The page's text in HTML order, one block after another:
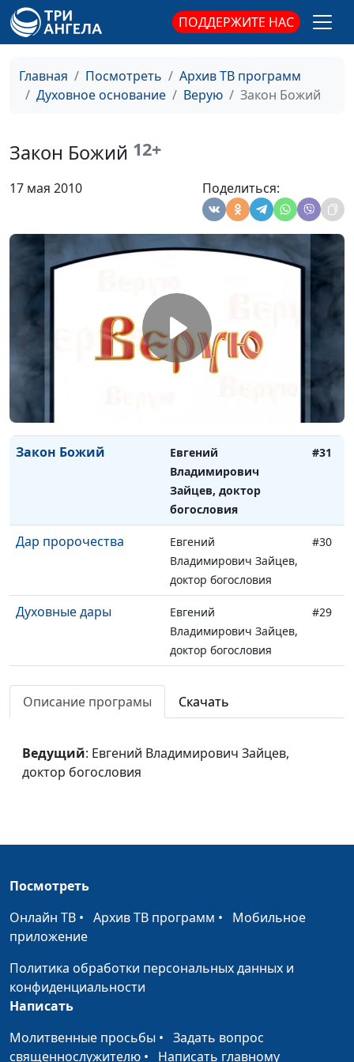
ПОДДЕРЖИТЕ НАС
Главная Посмотреть
Архив ТВ программ
Духовное основание
Верую Закон Божий
Закон Божий 12+
17 мая 2010 Поделиться:
Второе пришествие
Евгений
Владимирович Зайцев,
доктор богословия
#37
Служение Христа в
Евгений
#36
Владимирович Зайцев,
доктор богословия
Христианский образ
жизни
Владимирович Зайцев,
#34
управление
Евгений
Владимирович Зайцев,
доктор богословия
#32
Закон Божий
Евгений
Владимирович
Зайцев, доктор
богословия
#31
Дар пророчества
Евгений
Владимирович Зайцев,
доктор богословия
#30
Духовные дары
Евгений
Владимирович Зайцев,
доктор богословия
#29
Вечеря Господня
Владимирович Зайцев,
доктор богословия
Крещение
Евгений
Христа
Владимирович Зайцев,
Церковь
Владимирович Зайцев,
Возрастание во
Христе
Евгений
Спасение во Христе
Евгений
Владимирович Зайцев,
Описание програмы Скачать
Ведущий: Евгений Владимирович Зайцев,
доктор богословия
Посмотреть
Онлайн ТВ • Архив ТВ программ • Мобильное
приложение
Политика обработки персональных данных и
конфиденциальности
Написать
Молитвенные просьбы • Задать вопрос
священнослужителю • Написать главному